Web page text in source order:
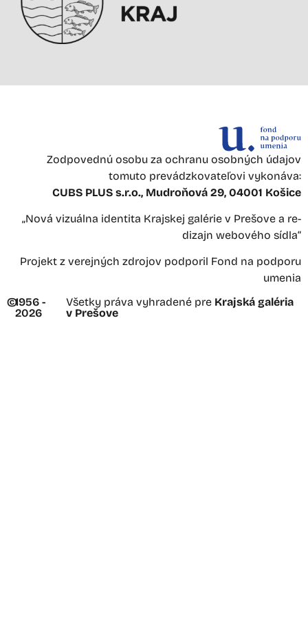
Zodpovednú osobu za ochranu osobných údajov
tomuto prevádzkovateľovi vykonáva:
CUBS PLUS s.r.o., Mudroňová 29, 04001 Košice
„Nová vizuálna identita Krajskej galérie v Prešove a re-
dizajn webového sídla“
Projekt z verejných zdrojov podporil Fond na podporu
umenia
©1956 -
2026
Všetky práva vyhradené pre Krajská galéria
v Prešove